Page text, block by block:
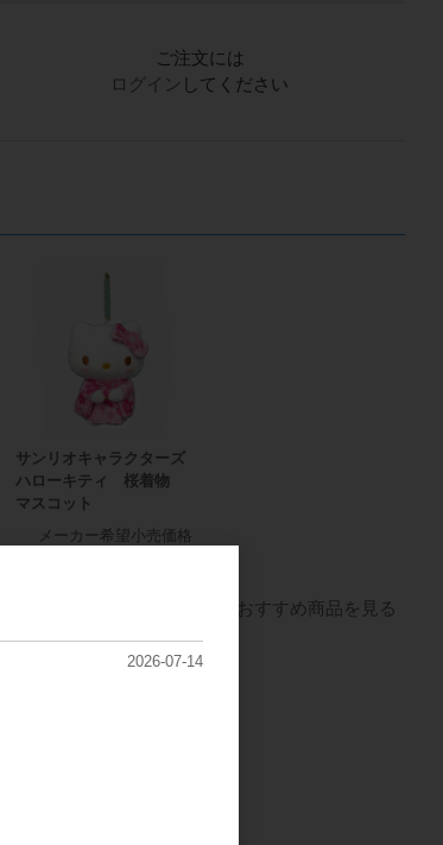
ご注文には
ログイン してください
サンリオキャラクターズ
ハローキティ 桜着物
マスコット
メーカー希望小売価格
すべてのおすすめ商品を見る
2026-07-14